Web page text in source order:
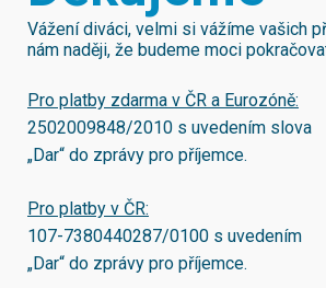
Vážení diváci, velmi si vážíme vašich
nám naději, že budeme moci
Pro platby zdarma v ČR a Eurozóně:
2502009848/2010 s uvedením slova
„Dar“ do zprávy pro příjemce.
Pro platby v ČR:
107-7380440287/0100 s uvedením
„Dar“ do zprávy pro příjemce.